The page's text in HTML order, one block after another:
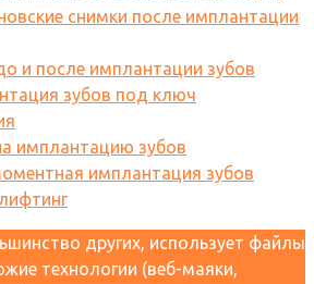
снимки после имплантации
и после имплантации зубов
зубов под ключ
имплантацию зубов
имплантация зубов
других, использует файлы
технологии (веб-маяки,